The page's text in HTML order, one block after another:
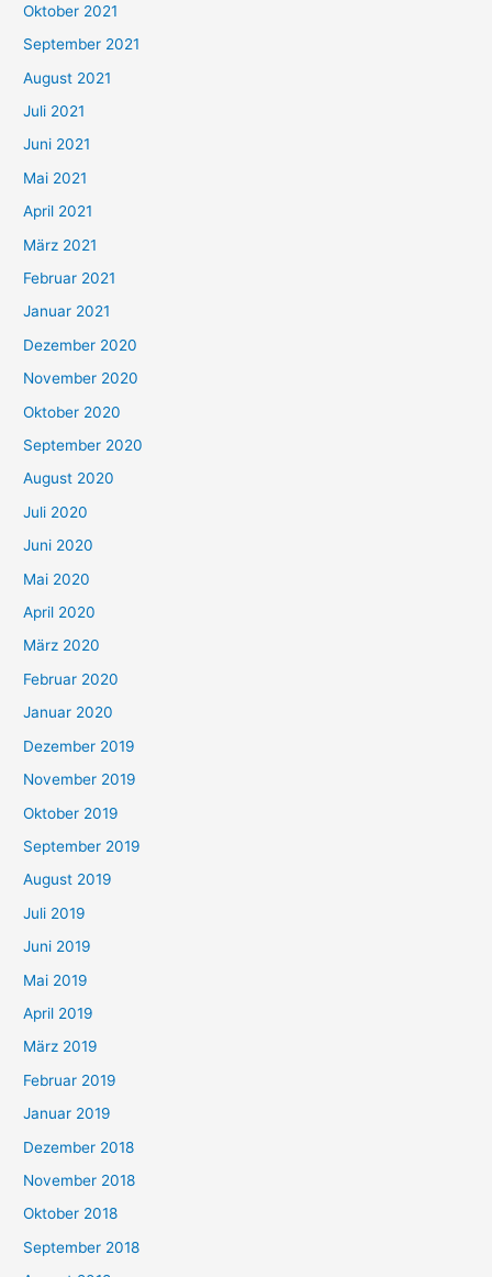
n
n
a
c
h
:
Oktober 2021
September 2021
August 2021
Juli 2021
Juni 2021
Mai 2021
April 2021
März 2021
Februar 2021
Januar 2021
Dezember 2020
November 2020
Oktober 2020
September 2020
August 2020
Juli 2020
Juni 2020
Mai 2020
April 2020
März 2020
Februar 2020
Januar 2020
Dezember 2019
November 2019
Oktober 2019
September 2019
August 2019
Juli 2019
Juni 2019
Mai 2019
April 2019
März 2019
Februar 2019
Januar 2019
Dezember 2018
November 2018
Oktober 2018
September 2018